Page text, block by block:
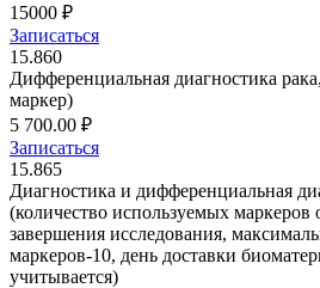
15000 ₽
Записаться
15.860
Дифференциальная диагностика
маркер)
5 700.00 ₽
Записаться
15.865
Диагностика и дифференциальная
(количество используемых маркеров
завершения исследования,
маркеров-10, день доставки
учитывается)